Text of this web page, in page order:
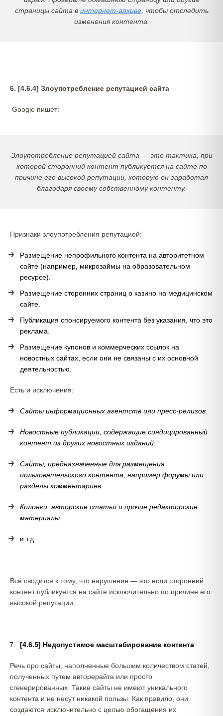
страницы сайта в интернет-архиве, чтобы отследить
изменения контента.
6. [4.6.4] Злоупотребление репутацией сайта
Google пишет:
Злоупотребление репутацией сайта — это тактика, при
которой сторонний контент публикуется на сайте по
причине его высокой репутации, которую он заработал
благодаря своему собственному контенту.
Признаки злоупотребления репутацией:
Размещение непрофильного контента на авторитетном
сайте (например, микрозаймы на образовательном
ресурсе).
Размещение сторонних страниц о казино на медицинском
сайте.
Публикация спонсируемого контента без указания, что это
реклама.
Размещение купонов и коммерческих ссылок на
новостных сайтах, если они не связаны с их основной
деятельностью.
Есть и исключения:
Сайты информационных агентств или пресс-релизов.
Новостные публикации, содержащие синдицированный
контент из других новостных изданий.
Сайты, предназначенные для размещения
пользовательского контента, например форумы или
разделы комментариев.
Колонки, авторские статьи и прочие редакторские
материалы.
и т.д.
Всё сводится к тому, что нарушение — это если сторонний
контент публикуется на сайте исключительно по причине его
высокой репутации.
[4.6.5] Недопустимое масштабирование контента
Речь про сайты, наполненные большим количеством статей,
полученных путем авторерайта или просто
сгенерированных. Такие сайты не имеют уникального
контента и не несут никакой пользы. Как правило, они
создаются исключительно с целью обогащения их